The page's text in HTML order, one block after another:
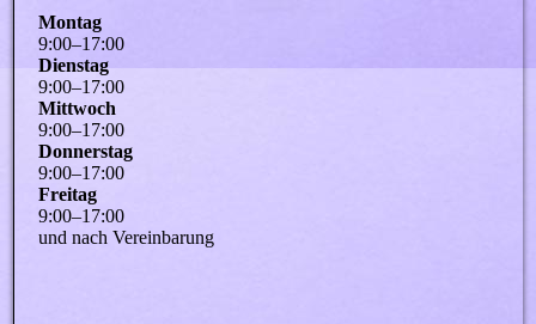
Montag
9:00–17:00
Dienstag
9:00–17:00
Mittwoch
9:00–17:00
Donnerstag
9:00–17:00
Freitag
9:00–17:00
und nach Vereinbarung